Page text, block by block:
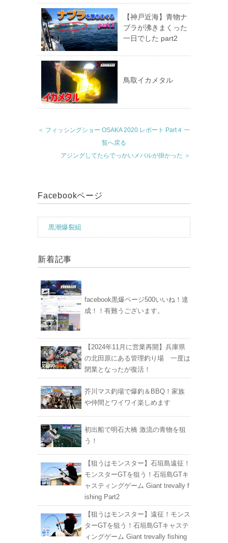
【神戸近海】青物ナ
ブラが沸きまくった
一日でした part2
鳥取イカメタル
＜ フィッシングショー OSAKA 2020 レポート Part４ 一
覧へ戻る
アジングしてたらでっかいメバルが掛かった ＞
Facebookページ
黒潮爆裂組
新着記事
facebook黒爆ページ500いいね！達
成！！有難うございます。
【2024年11月に営業再開】兵庫県
の北田原にある管理釣り場 一度は
閉業となったが復活！
芥川マス釣場で爆釣＆BBQ！家族
や仲間とワイワイ楽しめます
初出船で明石大橋 激流の青物を狙
う！
【狙うはモンスター】石垣島遠征！
モンスターGTを狙う！石垣島GTキ
ャスティングゲーム Giant trevally f
ishing Part2
【狙うはモンスター】遠征！モンス
ターGTを狙う！石垣島GTキャステ
ィングゲーム Giant trevally fishing